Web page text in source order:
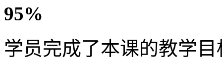
95%
学员完成了本课的教学目